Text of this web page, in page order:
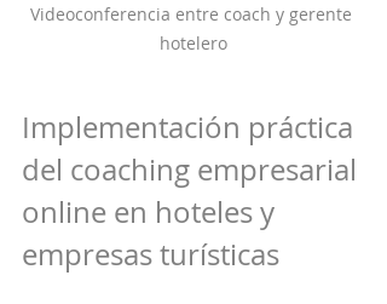
Videoconferencia entre coach y gerente
hotelero
Implementación práctica
del coaching empresarial
online en hoteles y
empresas turísticas